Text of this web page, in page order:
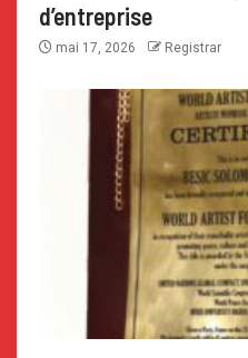
d’entreprise
mai 17, 2026 Registrar